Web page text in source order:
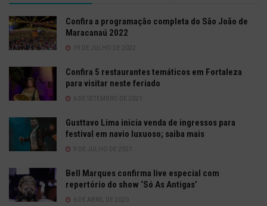
Confira a programação completa do São João de
Maracanaú 2022
19 DE JULHO DE 2022
Confira 5 restaurantes temáticos em Fortaleza
para visitar neste feriado
6 DE SETEMBRO DE 2021
Gusttavo Lima inicia venda de ingressos para
festival em navio luxuoso; saiba mais
9 DE JULHO DE 2021
Bell Marques confirma live especial com
repertório do show ‘Só As Antigas’
6 DE ABRIL DE 2020